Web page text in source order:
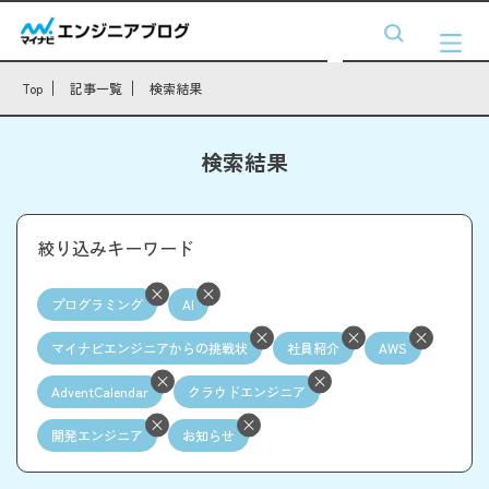
Top 記事一覧 検索結果
検索結果
絞り込みキーワード
プログラミング AI
マイナビエンジニアからの挑戦状 社員紹介 AWS
AdventCalendar クラウドエンジニア
開発エンジニア お知らせ